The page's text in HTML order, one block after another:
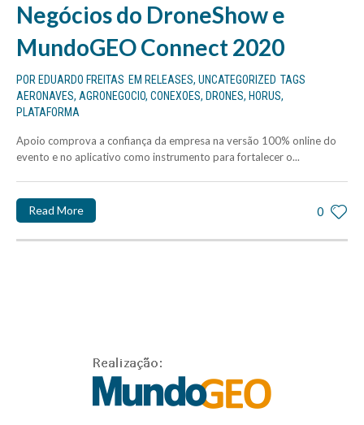
Negócios do DroneShow e
MundoGEO Connect 2020
POR EDUARDO FREITAS EM RELEASES, UNCATEGORIZED TAGS
AERONAVES, AGRONEGOCIO, CONEXOES, DRONES, HORUS,
PLATAFORMA
Apoio comprova a confiança da empresa na versão 100% online do
evento e no aplicativo como instrumento para fortalecer o...
0
Read More